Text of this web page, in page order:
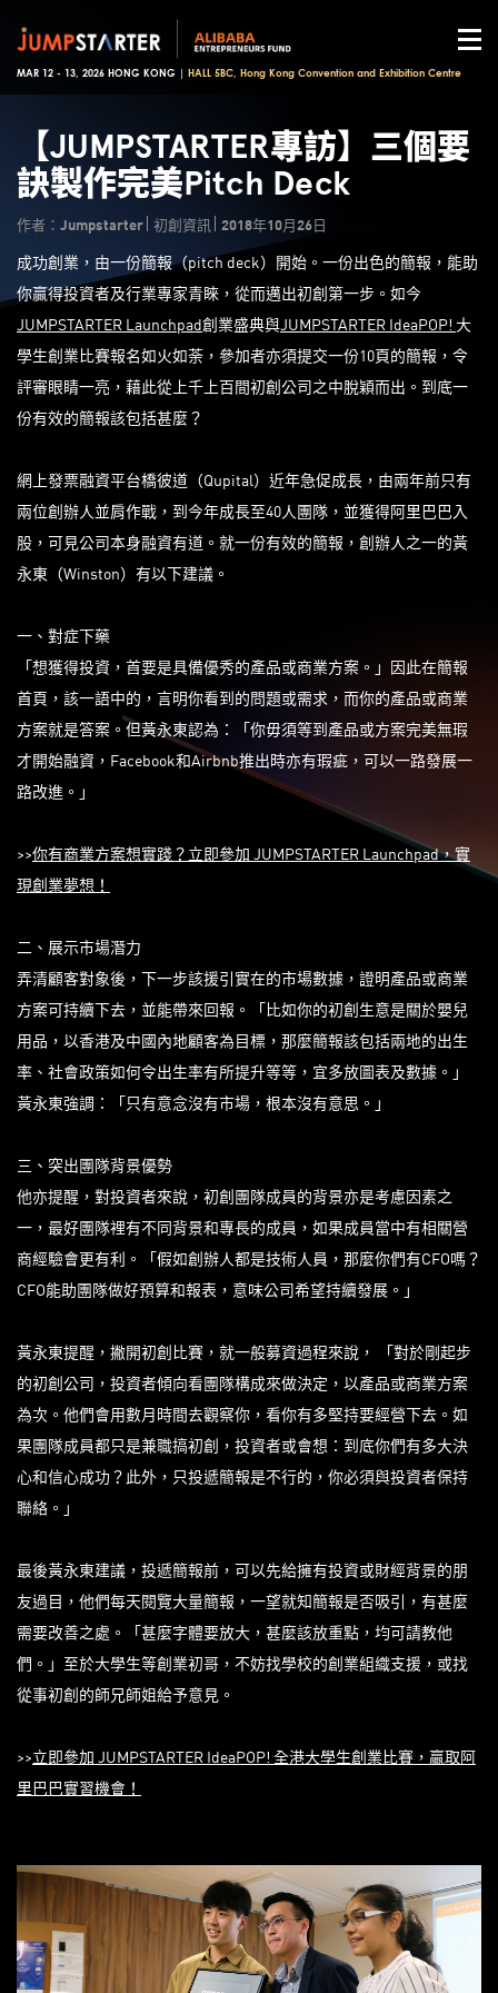
MAR 12 - 13, 2026 HONG KONG | HALL 5BC, Hong Kong Convention and Exhibition Centre
【JUMPSTARTER專訪】三個要
訣製作完美Pitch Deck
作者：Jumpstarter 初創資訊 2018年10月26日
成功創業，由一份簡報（pitch deck）開始。一份出色的簡報，能助
你贏得投資者及行業專家青睞，從而邁出初創第一步。如今
JUMPSTARTER Launchpad創業盛典與JUMPSTARTER IdeaPOP! 大
學生創業比賽報名如火如荼，參加者亦須提交一份10頁的簡報，令
評審眼睛一亮，藉此從上千上百間初創公司之中脫穎而出。到底一
份有效的簡報該包括甚麼？
網上發票融資平台橋彼道（Qupital）近年急促成長，由兩年前只有
兩位創辦人並肩作戰，到今年成長至40人團隊，並獲得阿里巴巴入
股，可見公司本身融資有道。就一份有效的簡報，創辦人之一的黃
永東（Winston）有以下建議。
一、對症下藥
「想獲得投資，首要是具備優秀的產品或商業方案。」因此在簡報
首頁，該一語中的，言明你看到的問題或需求，而你的產品或商業
方案就是答案。但黃永東認為：「你毋須等到產品或方案完美無瑕
才開始融資，Facebook和Airbnb推出時亦有瑕疵，可以一路發展一
路改進。」
>>你有商業方案想實踐？立即參加 JUMPSTARTER Launchpad，實
現創業夢想！
二、展示市場潛力
弄清顧客對象後，下一步該援引實在的市場數據，證明產品或商業
方案可持續下去，並能帶來回報。「比如你的初創生意是關於嬰兒
用品，以香港及中國內地顧客為目標，那麼簡報該包括兩地的出生
率、社會政策如何令出生率有所提升等等，宜多放圖表及數據。」
黃永東強調：「只有意念沒有市場，根本沒有意思。」
三、突出團隊背景優勢
他亦提醒，對投資者來說，初創團隊成員的背景亦是考慮因素之
一，最好團隊裡有不同背景和專長的成員，如果成員當中有相關營
商經驗會更有利。「假如創辦人都是技術人員，那麼你們有CFO嗎？
CFO能助團隊做好預算和報表，意味公司希望持續發展。」
黃永東提醒，撇開初創比賽，就一般募資過程來說， 「對於剛起步
的初創公司，投資者傾向看團隊構成來做決定，以產品或商業方案
為次。他們會用數月時間去觀察你，看你有多堅持要經營下去。如
果團隊成員都只是兼職搞初創，投資者或會想：到底你們有多大決
心和信心成功？此外，只投遞簡報是不行的，你必須與投資者保持
聯絡。」
最後黃永東建議，投遞簡報前，可以先給擁有投資或財經背景的朋
友過目，他們每天閱覽大量簡報，一望就知簡報是否吸引，有甚麼
需要改善之處。「甚麼字體要放大，甚麼該放重點，均可請教他
們。」至於大學生等創業初哥，不妨找學校的創業組織支援，或找
從事初創的師兄師姐給予意見。
>>立即參加 JUMPSTARTER IdeaPOP! 全港大學生創業比賽，贏取阿
里巴巴實習機會！